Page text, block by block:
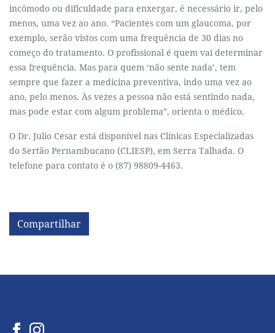
incômodo ou dificuldade para enxergar, é necessário ir, pelo
menos, uma vez ao ano. “Pacientes com um glaucoma, por
exemplo, serão vistos com uma frequência de 30 dias no
começo do tratamento. O profissional é quem vai determinar
essa frequência. Mas para quem ‘não sente nada’, tem
sempre que fazer a medicina preventiva, indo uma vez ao
ano, pelo menos. Às vezes a pessoa não está sentindo nada,
mas pode estar com algum problema”, orienta o médico.
O Dr. Julio Cesar está disponível nas Clínicas Especializadas
do Sertão Pernambucano (CLIESP), em Serra Talhada. O
telefone para contato é o (87) 98809-4463.
Compartilhar